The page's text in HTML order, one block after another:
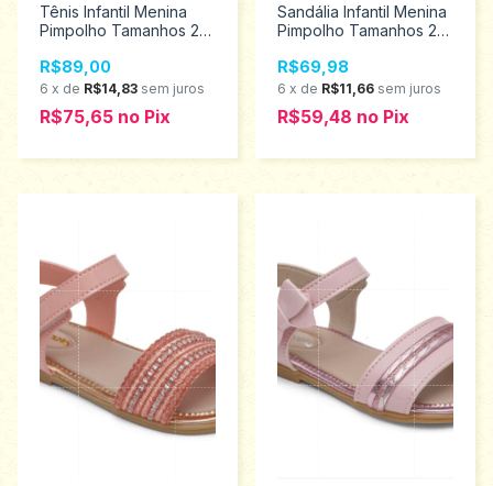
Tênis Infantil Menina
Pimpolho Tamanhos 22
R$89,00
6 x de R$14,83 sem juros
R$75,65 no Pix
Sandália Infantil Menina
Pimpolho Tamanhos 22
R$69,98
6 x de R$11,66 sem juros
R$59,48 no Pix